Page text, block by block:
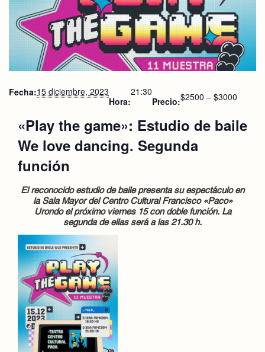
Fecha:15 diciembre, 2023
Hora:
21:30
Precio:$2500 – $3000
«Play the game»: Estudio de baile
We love dancing. Segunda
función
El reconocido estudio de baile presenta su espectáculo en
la Sala Mayor del Centro Cultural Francisco «Paco»
Urondo el próximo viernes 15 con doble función. La
segunda de ellas será a las 21.30 h.